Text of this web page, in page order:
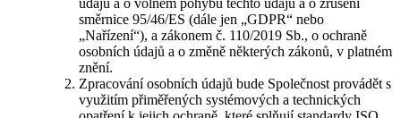
směrnice 95/46/ES (dále jen „GDPR“ nebo
„Nařízení“), a zákonem č. 110/2019 Sb., o ochraně
osobních údajů a o změně některých zákonů, v platném
znění.
Zpracování osobních údajů bude Společnost provádět s
využitím přiměřených systémových a technických